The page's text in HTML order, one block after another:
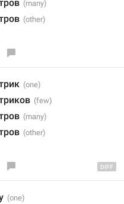
ик
иков